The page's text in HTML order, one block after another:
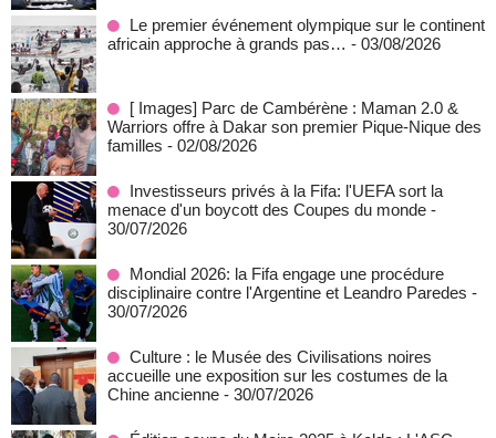
Le premier événement olympique sur le continent
africain approche à grands pas… - 03/08/2026
[ Images] Parc de Cambérène : Maman 2.0 &
Warriors offre à Dakar son premier Pique-Nique des
familles - 02/08/2026
Investisseurs privés à la Fifa: l'UEFA sort la
menace d'un boycott des Coupes du monde -
30/07/2026
Mondial 2026: la Fifa engage une procédure
disciplinaire contre l'Argentine et Leandro Paredes -
30/07/2026
Culture : le Musée des Civilisations noires
accueille une exposition sur les costumes de la
Chine ancienne - 30/07/2026